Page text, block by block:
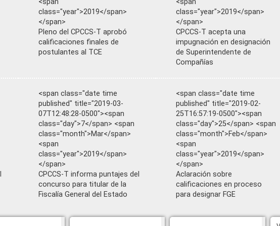
class="year">2019</span>
</span>
Pleno del CPCCS-T aprobó
calificaciones finales de
postulantes al TCE
class="year">2019</span>
</span>
CPCCS-T acepta una
impugnación en designación
de Superintendente de
Compañías
<span class="date time
published" title="2019-03-
07T12:48:28-0500"><span
class="day">7</span> <span
class="month">Mar</span>
<span
class="year">2019</span>
</span>
CPCCS-T informa puntajes del
concurso para titular de la
Fiscalía General del Estado
<span class="date time
published" title="2019-02-
25T16:57:19-0500"><span
class="day">25</span> <span
class="month">Feb</span>
<span
class="year">2019</span>
</span>
Aclaración sobre
calificaciones en proceso
para designar FGE